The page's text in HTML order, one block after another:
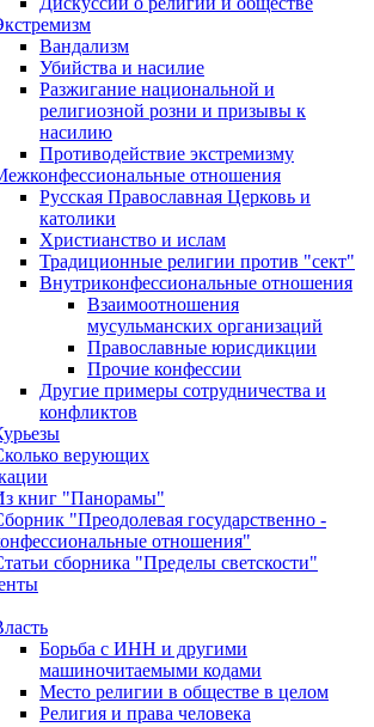
Вандализм
Убийства и насилие
Разжигание национальной и
религиозной розни и призывы к
насилию
Противодействие экстремизму
отношения
Русская Православная Церковь и
католики
Христианство и ислам
Традиционные религии против "сект"
Внутриконфессиональные отношения
Взаимоотношения
мусульманских организаций
Православные юрисдикции
Прочие конфессии
Другие примеры сотрудничества и
конфликтов
верующих
книг "Панорамы"
"Преодолевая государственно -
отношения"
сборника "Пределы светскости"
Борьба с ИНН и другими
машиночитаемыми кодами
Место религии в обществе в целом
Религия и права человека